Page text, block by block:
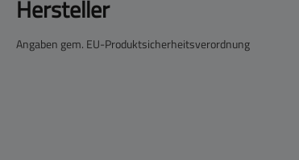
Hersteller
Angaben gem. EU-Produktsicherheitsverordnung